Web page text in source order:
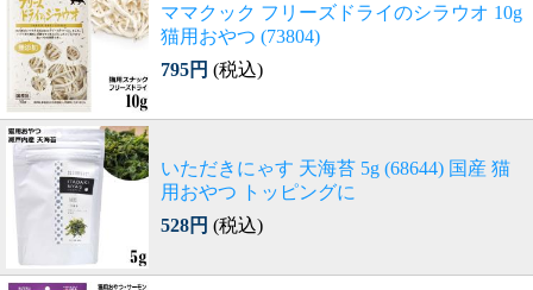
ママクック フリーズドライのシラウオ 10g
猫用おやつ (73804)
795円 (税込)
いただきにゃす 天海苔 5g (68644) 国産 猫
用おやつ トッピングに
528円 (税込)